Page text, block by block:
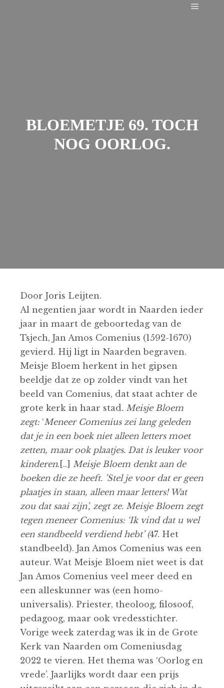
BLOEMETJE 69. TOCH
NOG OORLOG.
Door Joris Leijten.
Al negentien jaar wordt in Naarden ieder
jaar in maart de geboortedag van de
Tsjech, Jan Amos Comenius (1592-1670)
gevierd. Hij ligt in Naarden begraven.
Meisje Bloem herkent in het gipsen
beeldje dat ze op zolder vindt van het
beeld van Comenius, dat staat achter de
grote kerk in haar stad. Meisje Bloem
zegt: ‘Meneer Comenius zei lang geleden
dat je in een boek niet alleen letters moet
zetten, maar ook plaatjes. Dat is leuker voor
kinderen.[..] Meisje Bloem denkt aan de
boeken die ze heeft. ’Stel je voor dat er geen
plaatjes in staan, alleen maar letters! Wat
zou dat saai zijn’, zegt ze. Meisje Bloem zegt
tegen meneer Comenius: ‘Ik vind dat u wel
een standbeeld verdiend hebt’ (47. Het
standbeeld). Jan Amos Comenius was een
auteur. Wat Meisje Bloem niet weet is dat
Jan Amos Comenius veel meer deed en
een alleskunner was (een homo-
universalis). Priester, theoloog, filosoof,
pedagoog, maar ook vredesstichter.
Vorige week zaterdag was ik in de Grote
Kerk van Naarden om Comeniusdag
2022 te vieren. Het thema was ‘Oorlog en
vrede’. Jaarlijks wordt daar een prijs